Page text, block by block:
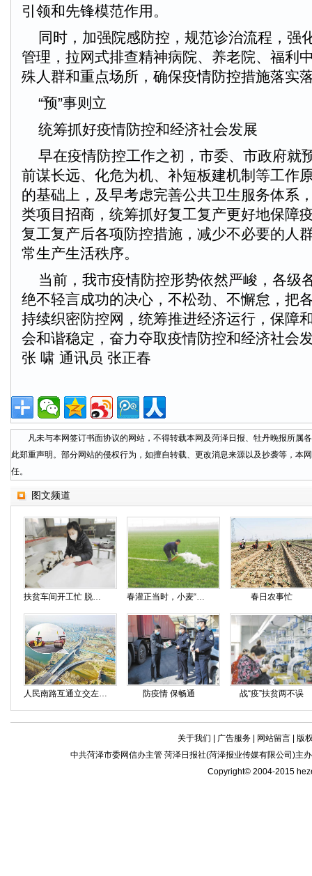
引领和先锋模范作用。
同时，加强院感防控，规范诊治流程，强
管理，拉网式排查精神病院、养老院、福利
殊人群和重点场所，确保疫情防控措施落实
“预”事则立
统筹抓好疫情防控和经济社会发展
早在疫情防控工作之初，市委、市政府就
前谋长远、化危为机、补短板建机制等工作
的基础上，及早考虑完善公共卫生服务体系
类项目招商，统筹抓好复工复产更好地保障
复工复产后各项防控措施，减少不必要的人
常生产生活秩序。
当前，我市疫情防控形势依然严峻，各级
绝不轻言成功的决心，不松劲、不懈怠，把
持续织密防控网，统筹推进经济运行，保障
会和谐稳定，奋力夺取疫情防控和经济社会
张 啸 通讯员 张正春
凡未与本网签订书面协议的网站，不得转载本网及菏泽日报、牡丹晚报所属
此郑重声明。部分网站的侵权行为，如擅自转载、更改消息来源以及抄袭等，本
任。
图文频道
扶贫车间开工忙 脱贫致富有保障 春灌正当时，小麦“喝”上黄河水 春日农事忙
人民南路互通立交左主线开始沥青铺设 防疫情 保畅通 战“疫”扶贫两不误
关于我们 广告服务| 网站留言| 版
中共菏泽市委网信办主管 菏泽日报社(菏泽报业传媒有限公司)主
Copyright© 2004-2015